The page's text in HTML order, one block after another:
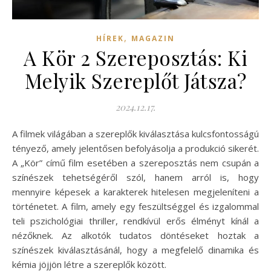
HÍREK, MAGAZIN
A Kör 2 Szereposztás: Ki
Melyik Szereplőt Játsza?
2024.12.17.
A filmek világában a szereplők kiválasztása kulcsfontosságú
tényező, amely jelentősen befolyásolja a produkció sikerét.
A „Kör” című film esetében a szereposztás nem csupán a
színészek tehetségéről szól, hanem arról is, hogy
mennyire képesek a karakterek hitelesen megjeleníteni a
történetet. A film, amely egy feszültséggel és izgalommal
teli pszichológiai thriller, rendkívül erős élményt kínál a
nézőknek. Az alkotók tudatos döntéseket hoztak a
színészek kiválasztásánál, hogy a megfelelő dinamika és
kémia jöjjön létre a szereplők között.